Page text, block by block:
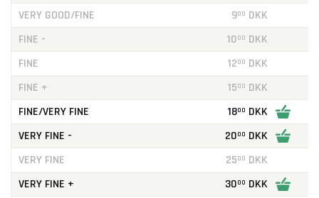
VERY GOOD/FINE
900 DKK
FINE -
1000 DKK
FINE
1200 DKK
FINE +
1500 DKK
FINE/VERY FINE
1800 DKK
VERY FINE -
2000 DKK
VERY FINE
2500 DKK
VERY FINE +
3000 DKK